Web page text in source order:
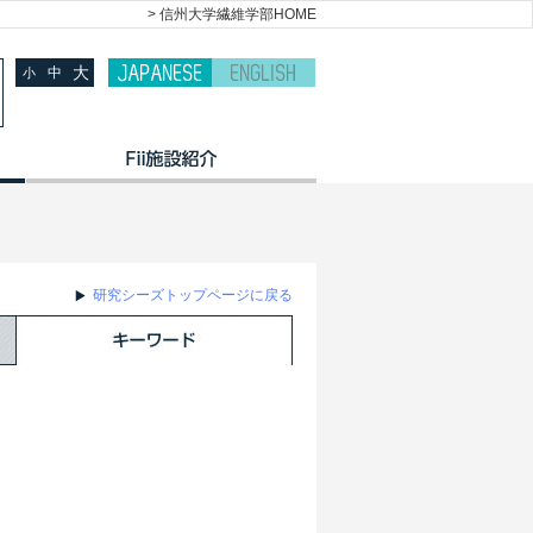
> 信州大学繊維学部HOME
小 中 大
研究シーズトップページに戻る